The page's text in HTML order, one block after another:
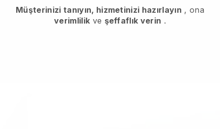
Müşterinizi tanıyın, hizmetinizi hazırlayın , ona
verimlilik ve şeffaflık verin .